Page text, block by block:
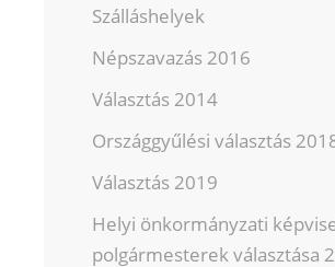
Szálláshelyek
Népszavazás 2016
Választás 2014
Országgyűlési választás
Választás 2019
Helyi önkormányzati
polgármesterek választása